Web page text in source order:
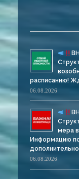
расписанию!
06.08.2026
мера
Информацию
06.08.2026